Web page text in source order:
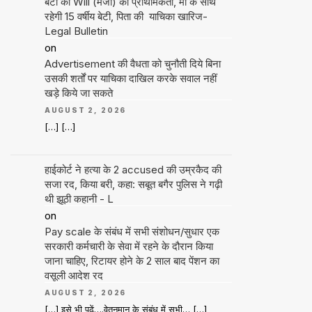
रहेगी 15 वर्षीय बेटी, पिता की याचिका खारिज-
Legal Bulletin
on
Advertisement की वैधता को चुनौती दिये बिना
उसकी शर्तों पर याचिका दाखिल करके सवाल नहीं
खड़े किये जा सकते
AUGUST 2, 2026
[…] […]
हाईकोर्ट ने हत्या के 2 accused की उम्रकैद की
सजा रद, किया बरी, कहा: सबूत बगैर पुलिस ने गढ़ी
थी झूठी कहानी - L
on
Pay scale के संबंध में सभी संशोधन/सुधार एक
सरकारी कर्मचारी के सेवा में रहने के दौरान किया
जाना चाहिए, रिटायर होने के 2 साल बाद पेंशन का
वसूली आदेश रद
AUGUST 2, 2026
[…] इसे भी पढ़ें….वेतनमान के संबंध में सभी… […]